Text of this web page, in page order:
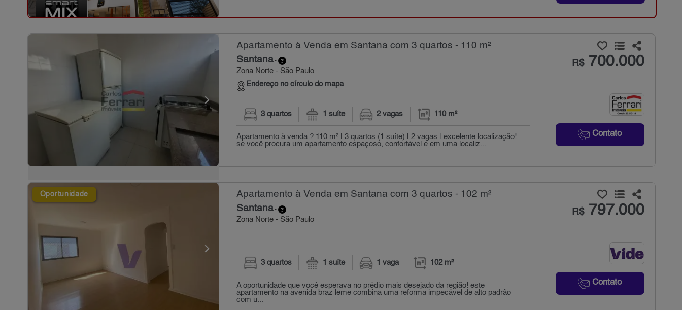
Apartamento à Venda em Santana com 3 quartos - 110 m²
Santana-
Zona Norte - São Paulo
Endereço no círculo do mapa
R$700.000
Contato
3 quartos 1 suíte 2 vagas 110 m²
Apartamento à venda ? 110 m² | 3 quartos (1 suíte) | 2 vagas | excelente localização!
se você procura um apartamento espaçoso, confortável e em uma localiz...
Oportunidade Apartamento à Venda em Santana com 3 quartos - 102 m²
Santana-
Zona Norte - São Paulo
R$797.000
Contato
3 quartos 1 suíte 1 vaga 102 m²
A oportunidade que você esperava no prédio mais desejado da região! este
apartamento na avenida braz leme combina uma reforma impecável de alto padrão
com u...